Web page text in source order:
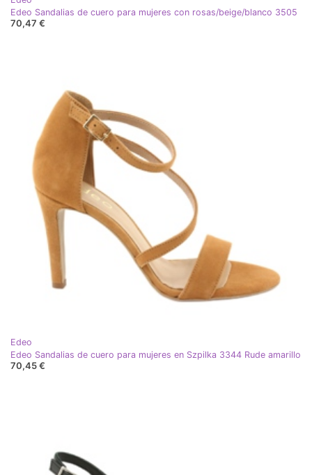
Edeo Sandalias de cuero para mujeres con rosas/beige/blanco 3505
70,47 €
Edeo
Edeo Sandalias de cuero para mujeres en Szpilka 3344 Rude amarillo
70,45 €